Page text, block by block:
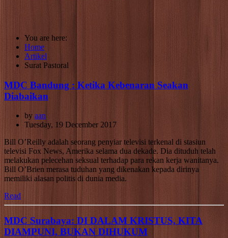
You are here:
Home
Artikel
Surat Pastoral
MDC Bandung : Ketika Kebenaran Seakan
Diabaikan
by aan
Tuesday, 19 December 2017
Bill O’Reilly adalah seorang penyiar televisi terkenal di stasiun
televisi Fox News, Amerika selama dua dekade. Dia dituduh telah
melakukan pelecehan seksual terhadap para rekan kerja wanitanya.
Bill O’Brien merasa tuduhan yang dikenakan kepada dirinya
memiliki alasan politis di dunia media.
Read
MDC Surabaya: DI DALAM KRISTUS, KITA
DIAMPUNI, BUKAN DIHUKUM